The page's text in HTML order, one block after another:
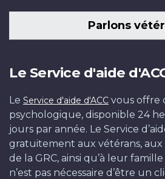
Parlons
Le Service d'aide
Le Service d'aide d'ACC vous offre
psychologique, disponible 24
jours par année. Le Service
gratuitement aux vétérans, aux
de la GRC, ainsi qu’à leur
n’est pas nécessaire d’être un